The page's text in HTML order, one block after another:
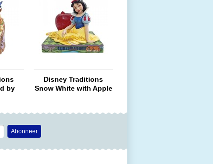
by
Disney Traditions
Snow White with Apple
Abonneer